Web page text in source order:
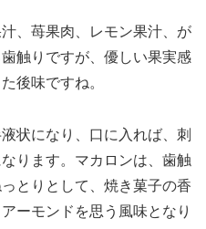
、苺果肉、レモン果汁、が
触りですが、優しい果実感
後味ですね。
状になり、口に入れば、刺
ります。マカロンは、歯触
とりとして、焼き菓子の香
ーモンドを思う風味となり